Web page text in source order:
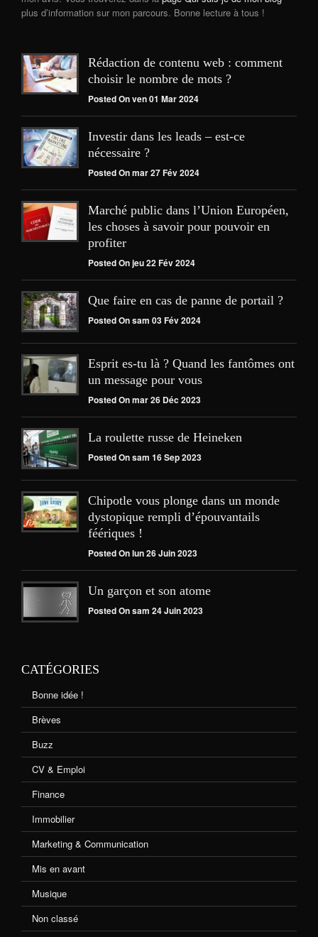
plus d’information sur mon parcours. Bonne lecture à tous !
Rédaction de contenu web : comment
choisir le nombre de mots ?
Posted On ven 01 Mar 2024
Investir dans les leads – est-ce
nécessaire ?
Posted On mar 27 Fév 2024
Marché public dans l’Union Européen,
les choses à savoir pour pouvoir en
profiter
Posted On jeu 22 Fév 2024
Que faire en cas de panne de portail ?
Posted On sam 03 Fév 2024
Esprit es-tu là ? Quand les fantômes ont
un message pour vous
Posted On mar 26 Déc 2023
La roulette russe de Heineken
Posted On sam 16 Sep 2023
Chipotle vous plonge dans un monde
dystopique rempli d’épouvantails
féériques !
Posted On lun 26 Juin 2023
Un garçon et son atome
Posted On sam 24 Juin 2023
CATÉGORIES
Bonne idée !
Brèves
Buzz
CV & Emploi
Finance
Immobilier
Marketing & Communication
Mis en avant
Musique
Non classé